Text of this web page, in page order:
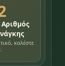
καλέστε